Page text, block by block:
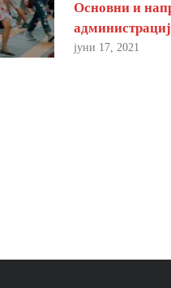
Основни и
јуни 17, 2021